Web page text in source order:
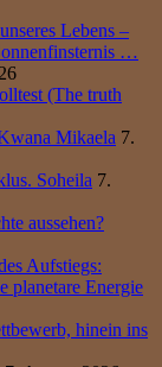
Lebens –
…
(The truth
Mikaela 7.
Soheila 7.
aussehen?
Aufstiegs:
planetare Energie
hinein ins